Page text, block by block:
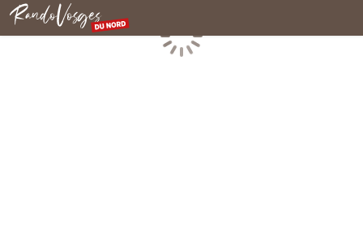
Nordvogesen
Laden